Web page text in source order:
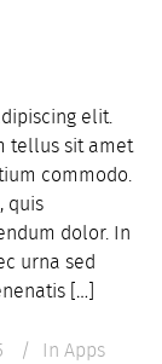
elit.
tellus sit amet
commodo.
quis
dolor. In
urna sed
[…]
/ In Apps